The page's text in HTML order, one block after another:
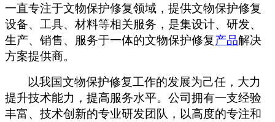
一直专注于文物保护修复领域，提供文物保护修复
设备、工具、材料等相关服务，是集设计、研发、
生产、销售、服务于一体的文物保护修复产品解决
方案提供商。
以我国文物保护修复工作的发展为己任，大力
提升技术能力，提高服务水平。公司拥有一支经验
丰富、技术创新的专业研发团队，以高度的专注和